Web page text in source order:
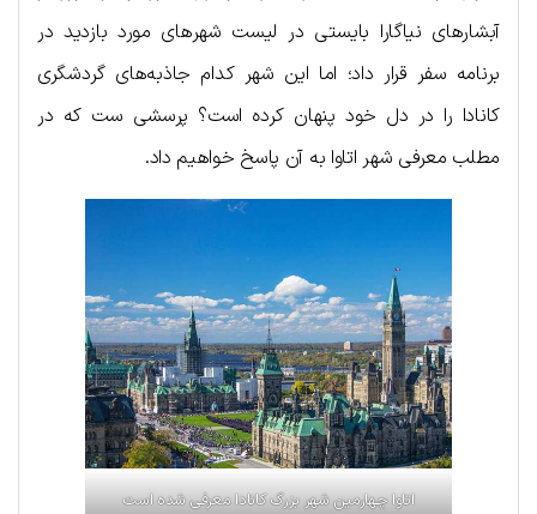
آبشارهای نیاگارا بایستی در لیست شهرهای مورد بازدید در
برنامه سفر قرار داد؛ اما این شهر کدام جاذبه‌های گردشگری
کانادا را در دل خود پنهان کرده است؟ پرسشی ست که در
مطلب معرفی شهر اتاوا به آن پاسخ خواهیم داد.
اتاوا چهارمین شهر بزرگ کانادا معرفی شده است